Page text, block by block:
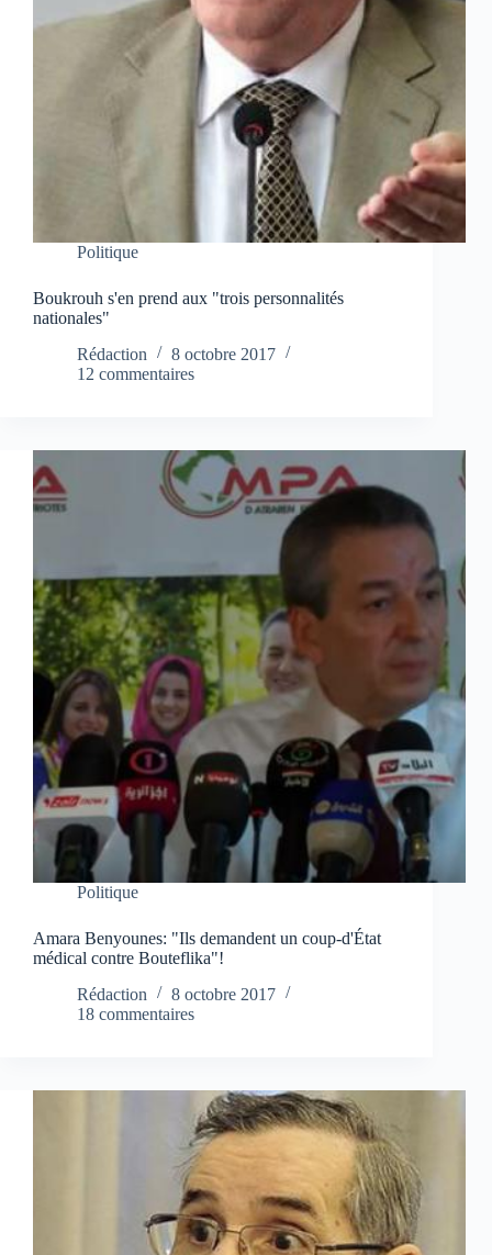
Politique
Boukrouh s'en prend aux "trois personnalités
nationales"
Rédaction
8 octobre 2017
12 commentaires
Politique
Amara Benyounes: "Ils demandent un coup-d'État
médical contre Bouteflika"!
Rédaction
8 octobre 2017
18 commentaires